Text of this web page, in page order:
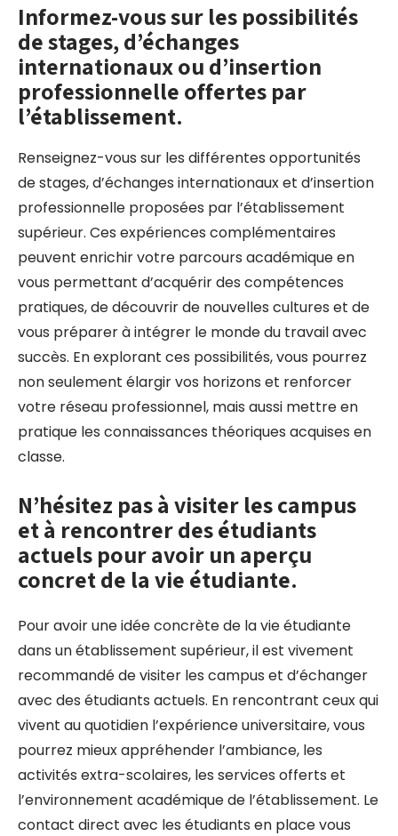
Informez-vous sur les possibilités
de stages, d’échanges
internationaux ou d’insertion
professionnelle offertes par
l’établissement.
Renseignez-vous sur les différentes opportunités
de stages, d’échanges internationaux et d’insertion
professionnelle proposées par l’établissement
supérieur. Ces expériences complémentaires
peuvent enrichir votre parcours académique en
vous permettant d’acquérir des compétences
pratiques, de découvrir de nouvelles cultures et de
vous préparer à intégrer le monde du travail avec
succès. En explorant ces possibilités, vous pourrez
non seulement élargir vos horizons et renforcer
votre réseau professionnel, mais aussi mettre en
pratique les connaissances théoriques acquises en
classe.
N’hésitez pas à visiter les campus
et à rencontrer des étudiants
actuels pour avoir un aperçu
concret de la vie étudiante.
Pour avoir une idée concrète de la vie étudiante
dans un établissement supérieur, il est vivement
recommandé de visiter les campus et d’échanger
avec des étudiants actuels. En rencontrant ceux qui
vivent au quotidien l’expérience universitaire, vous
pourrez mieux appréhender l’ambiance, les
activités extra-scolaires, les services offerts et
l’environnement académique de l’établissement. Le
contact direct avec les étudiants en place vous